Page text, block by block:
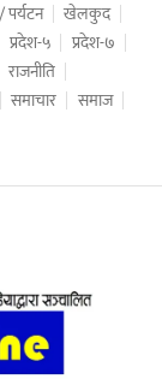
खेलकुद
प्रदेश-५
प्रदेश-७
राजनीति
समाचार
समाज